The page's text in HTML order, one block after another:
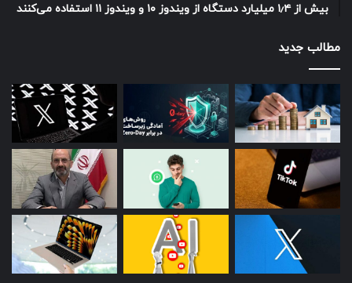
بیش از ۱٫۴ میلیارد دستگاه از ویندوز ۱۰ و ویندوز ۱۱ استفاده می‌کنند
مطالب جدید